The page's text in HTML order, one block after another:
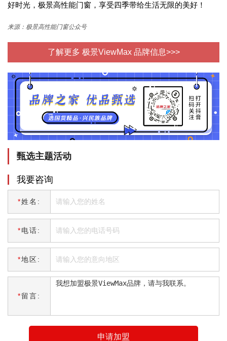
好时光，极景高性能门窗，享受四季带给生活无限的美好！
来源：极景高性能门窗公众号
了解更多 极景ViewMax 品牌信息>>>
甄选主题活动
我要咨询
*姓名:
*电话:
*地区:
*留言:
申请加盟